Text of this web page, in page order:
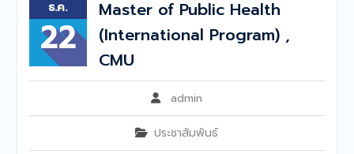
ธ.ค.
22
Master of Public Health
(International Program) ,
CMU
admin
ประชาสัมพันธ์